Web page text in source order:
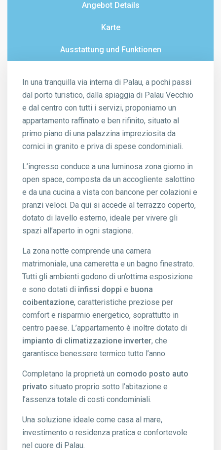
Angebot Details
Karte
Ausstattung und Funktionen
In una tranquilla via interna di Palau, a pochi passi
dal porto turistico, dalla spiaggia di Palau Vecchio
e dal centro con tutti i servizi, proponiamo un
appartamento raffinato e ben rifinito, situato al
primo piano di una palazzina impreziosita da
cornici in granito e priva di spese condominiali.
L’ingresso conduce a una luminosa zona giorno in
open space, composta da un accogliente salottino
e da una cucina a vista con bancone per colazioni e
pranzi veloci. Da qui si accede al terrazzo coperto,
dotato di lavello esterno, ideale per vivere gli
spazi all’aperto in ogni stagione.
La zona notte comprende una camera
matrimoniale, una cameretta e un bagno finestrato.
Tutti gli ambienti godono di un’ottima esposizione
e sono dotati di infissi doppi e buona
coibentazione, caratteristiche preziose per
comfort e risparmio energetico, soprattutto in
centro paese. L’appartamento è inoltre dotato di
impianto di climatizzazione inverter, che
garantisce benessere termico tutto l’anno.
Completano la proprietà un comodo posto auto
privato situato proprio sotto l’abitazione e
l’assenza totale di costi condominiali.
Una soluzione ideale come casa al mare,
investimento o residenza pratica e confortevole
nel cuore di Palau.